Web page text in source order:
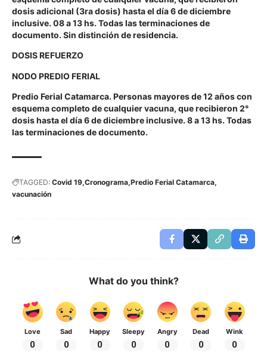
dosis adicional (3ra dosis) hasta el día 6 de diciembre
inclusive. 08 a 13 hs. Todas las terminaciones de
documento. Sin distinción de residencia.
DOSIS REFUERZO
NODO PREDIO FERIAL
Predio Ferial Catamarca. Personas mayores de 12 años con
esquema completo de cualquier vacuna, que recibieron 2°
dosis hasta el día 6 de diciembre inclusive. 8 a 13 hs. Todas
las terminaciones de documento.
TAGGED: Covid 19 Cronograma Predio Ferial Catamarca
vacunación
What do you think?
Love
0
Sad
0
Happy
0
Sleepy
0
Angry
0
Dead
0
Wink
0